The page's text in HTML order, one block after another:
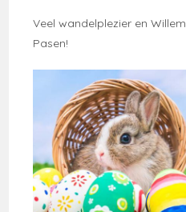
Veel wandelplezier en
Pasen!